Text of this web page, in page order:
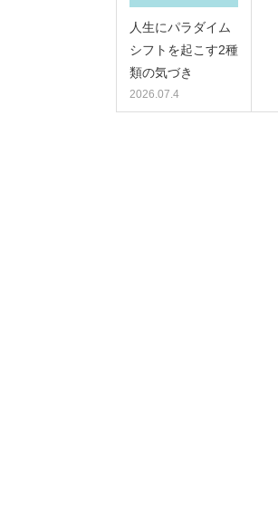
人生にパラダイム
シフトを起こす2種
類の気づき
2026.07.4